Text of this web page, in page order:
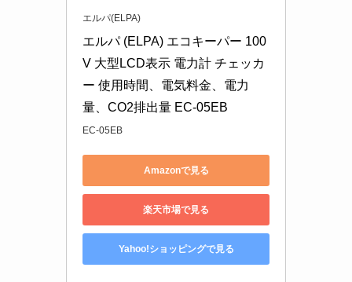
エルパ(ELPA)
エルパ (ELPA) エコキーパー 100
V 大型LCD表示 電力計 チェッカ
ー 使用時間、電気料金、電力
量、CO2排出量 EC-05EB
EC-05EB
Amazonで見る
楽天市場で見る
Yahoo!ショッピングで見る